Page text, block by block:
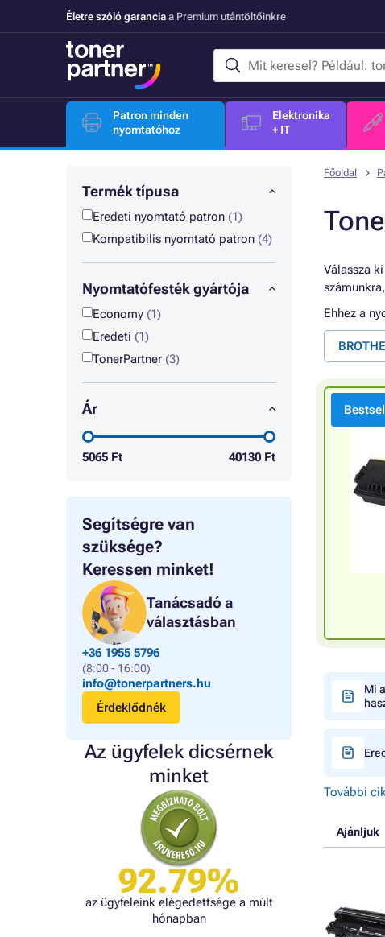
Életre szóló garancia a Premium utántöltőinkre
Patron minden
nyomtatóhoz
Elektronika
+ IT
Termék típusa
Eredeti nyomtató patron (1)
Kompatibilis nyomtató patron (4)
Nyomtatófesték gyártója
Economy (1)
Eredeti (1)
TonerPartner (3)
Ár
5065 Ft 40130 Ft
Segítségre van
szüksége?
Keressen minket!
Tanácsadó a
választásban
+36 1955 5796
(8:00 - 16:00)
info@tonerpartners.hu
Érdeklődnék
Az ügyfelek dicsérnek
minket
92.79%
az ügyfeleink elégedettsége a múlt
hónapban
Főoldal
Válassza
Ehhez a
Mi
További
Ajánljuk